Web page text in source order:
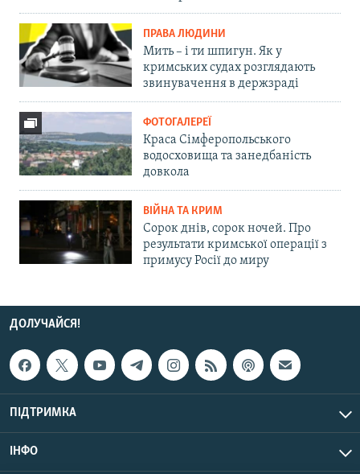
ПРАВА ЛЮДИНИ
Мить – і ти шпигун. Як у
кримських судах розглядають
звинувачення в держзраді
ФОТОГАЛЕРЕЇ
Краса Сімферопольського
водосховища та занедбаність
довкола
ВІЙНА ТА КРИМ
Сорок днів, сорок ночей. Про
результати кримської операції з
примусу Росії до миру
ДОЛУЧАЙСЯ!
ПІДТРИМКА
ІНФО